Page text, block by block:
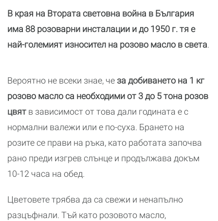
В края на Втората световна война в България
има 88 розоварни инсталации и до 1950 г. тя е
най-големият износител на розово масло в света.
Вероятно не всеки знае, че за добиването на 1 кг
розово масло са необходими от 3 до 5 тона розов
цвят в зависимост от това дали годината е с
нормални валежи или е по-суха. Брането на
розите се прави на ръка, като работата започва
рано преди изгрев слънце и продължава докъм
10-12 часа на обед.
Цветовете трябва да са свежи и ненапълно
разцъфнали. Тъй като розовото масло,